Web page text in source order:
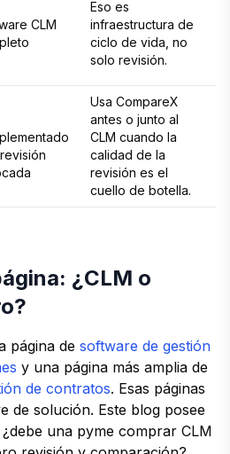
CLM
Eso es
infraestructura de
ciclo de vida, no
solo revisión.
Usa CompareX
antes o junto al
CLM cuando la
calidad de la
revisión es el
cuello de botella.
¿CLM o
página de software de gestión
y una página más amplia de
de contratos. Esas páginas
de solución. Este blog posee
una pyme comprar CLM